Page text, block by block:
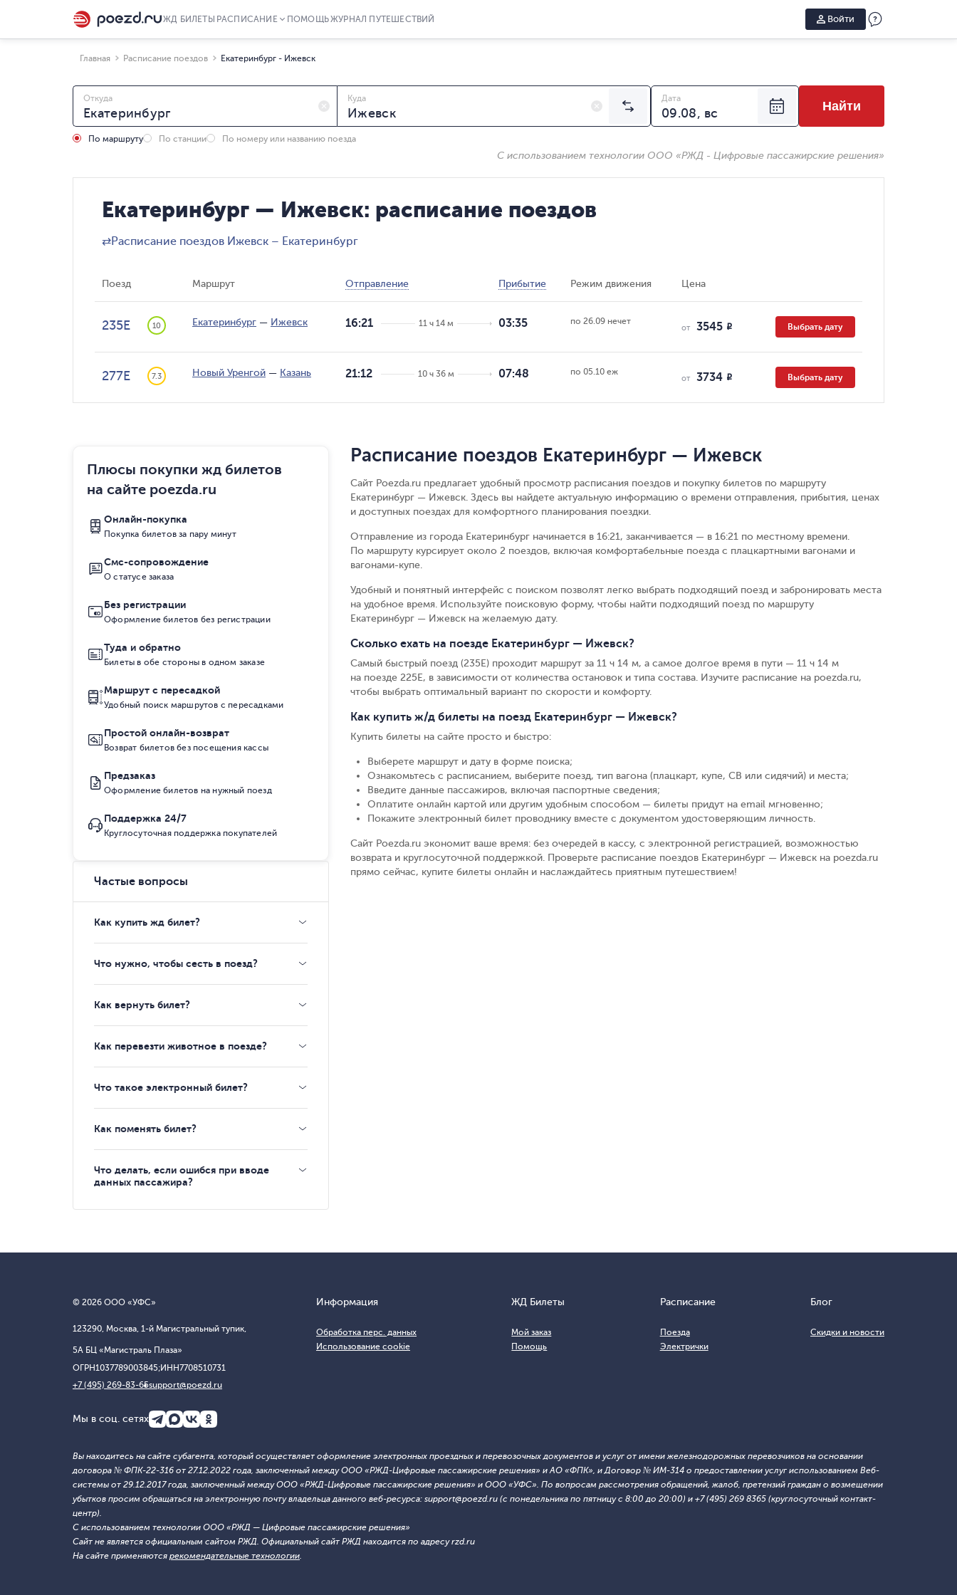
ЖД БИЛЕТЫ РАСПИСАНИЕ ПОМОЩЬЖУРНАЛ ПУТЕШЕСТВИЙ Войти
Главная Расписание поездов Екатеринбург - Ижевск
Откуда Куда
По маршруту По станции По номеру или названию поезда
Дата
Найти
С использованием технологии ООО «РЖД - Цифровые пассажирские решения»
Екатеринбург — Ижевск: расписание поездов
⇄Расписание поездов Ижевск – Екатеринбург
Поезд Маршрут Отправление Прибытие Режим движения Цена
235Е 10 Екатеринбург — Ижевск 16:21 11 ч 14 м 03:35 по 26.09 нечет
от 3545 R Выбрать дату
277Е 7.3 Новый Уренгой — Казань 21:12 10 ч 36 м 07:48 по 05.10 еж
от 3734 R Выбрать дату
Расписание поездов Екатеринбург — Ижевск
Сайт Poezda.ru предлагает удобный просмотр расписания поездов и покупку билетов по маршруту
Екатеринбург — Ижевск. Здесь вы найдете актуальную информацию о времени отправления, прибытия, ценах
и доступных поездах для комфортного планирования поездки.
Отправление из города Екатеринбург начинается в 16:21, заканчивается — в 16:21 по местному времени.
По маршруту курсирует около 2 поездов, включая комфортабельные поезда с плацкартными вагонами и
вагонами-купе.
Удобный и понятный интерфейс с поиском позволят легко выбрать подходящий поезд и забронировать места
на удобное время. Используйте поисковую форму, чтобы найти подходящий поезд по маршруту
Екатеринбург — Ижевск на желаемую дату.
Сколько ехать на поезде Екатеринбург — Ижевск?
Самый быстрый поезд (235Е) проходит маршрут за 11 ч 14 м, а самое долгое время в пути — 11 ч 14 м
на поезде 225Е, в зависимости от количества остановок и типа состава. Изучите расписание на poezda.ru,
чтобы выбрать оптимальный вариант по скорости и комфорту.
Как купить ж/д билеты на поезд Екатеринбург — Ижевск?
Купить билеты на сайте просто и быстро:
Выберете маршрут и дату в форме поиска;
Ознакомьтесь с расписанием, выберите поезд, тип вагона (плацкарт, купе, СВ или сидячий) и места;
Введите данные пассажиров, включая паспортные сведения;
Оплатите онлайн картой или другим удобным способом — билеты придут на email мгновенно;
Покажите электронный билет проводнику вместе с документом удостоверяющим личность.
Сайт Poezda.ru экономит ваше время: без очередей в кассу, с электронной регистрацией, возможностью
возврата и круглосуточной поддержкой. Проверьте расписание поездов Екатеринбург — Ижевск на poezda.ru
прямо сейчас, купите билеты онлайн и наслаждайтесь приятным путешествием!
Плюсы покупки жд билетов
на сайте poezda.ru
Онлайн-покупка
Покупка билетов за пару минут
Смс-сопровождение
О статусе заказа
Без регистрации
Оформление билетов без регистрации
Туда и обратно
Билеты в обе стороны в одном заказе
Маршрут с пересадкой
Удобный поиск маршрутов с пересадками
Простой онлайн-возврат
Возврат билетов без посещения кассы
Предзаказ
Оформление билетов на нужный поезд
Поддержка 24/7
Круглосуточная поддержка покупателей
Частые вопросы
Как купить жд билет?
Что нужно, чтобы сесть в поезд?
Как вернуть билет?
Как перевезти животное в поезде?
Что такое электронный билет?
Как поменять билет?
Что делать, если ошибся при вводе
данных пассажира?
© 2026 ООО «УФС»
123290, Москва, 1-й Магистральный тупик,
5А БЦ «Магистраль Плаза»
ОГРН1037789003845;ИНН7708510731
+7 (495) 269-83-65support@poezd.ru
Информация
Обработка перс. данных
Использование cookie
ЖД Билеты
Мой заказ
Помощь
Расписание
Поезда
Электрички
Блог
Скидки и новости
Мы в соц. сетях
Вы находитесь на сайте субагента, который осуществляет оформление электронных проездных и перевозочных документов и услуг от имени железнодорожных перевозчиков на основании
договора № ФПК-22-316 от 27.12.2022 года, заключенный между ООО «РЖД-Цифровые пассажирские решения» и АО «ФПК», и Договор № ИМ-314 о предоставлении услуг использованием Веб-
системы от 29.12.2017 года, заключенный между ООО «РЖД-Цифровые пассажирские решения» и ООО «УФС». По вопросам рассмотрения обращений, жалоб, претензий граждан о возмещении
убытков просим обращаться на электронную почту владельца данного веб-ресурса: support@poezd.ru (с понедельника по пятницу с 8:00 до 20:00) и +7 (495) 269 8365 (круглосуточный контакт-
центр).
С использованием технологии ООО «РЖД — Цифровые пассажирские решения»
Сайт не является официальным сайтом РЖД. Официальный сайт РЖД находится по адресу rzd.ru
На сайте применяются рекомендательные технологии.